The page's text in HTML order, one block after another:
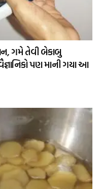
ગમે તેવી બેકાબુ
પણ માની ગયા આ